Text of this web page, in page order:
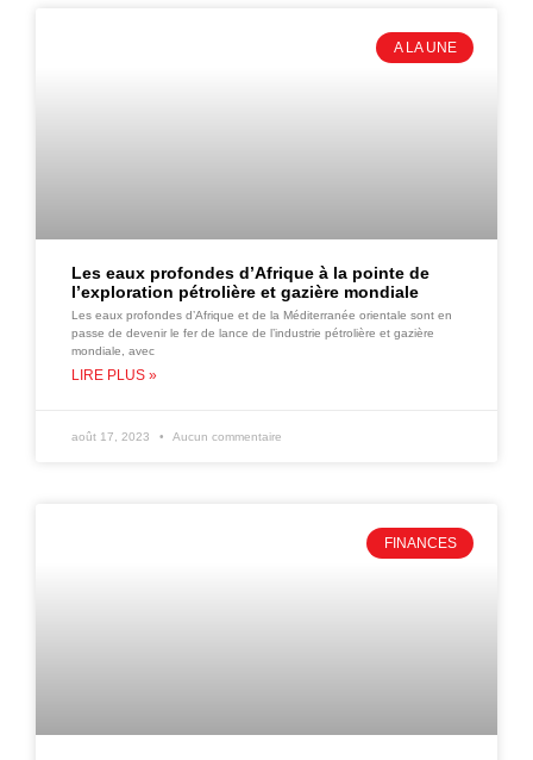
A LA UNE
Les eaux profondes d’Afrique à la pointe de
l’exploration pétrolière et gazière mondiale
Les eaux profondes d’Afrique et de la Méditerranée orientale sont en
passe de devenir le fer de lance de l’industrie pétrolière et gazière
mondiale, avec
LIRE PLUS »
août 17, 2023 Aucun commentaire
FINANCES